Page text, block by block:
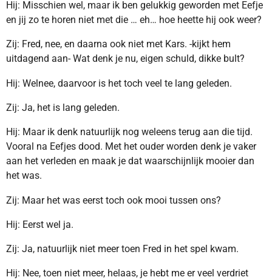
Hij: Misschien wel, maar ik ben gelukkig geworden met Eefje
en jij zo te horen niet met die … eh… hoe heette hij ook weer?
Zij: Fred, nee, en daarna ook niet met Kars. -kijkt hem
uitdagend aan- Wat denk je nu, eigen schuld, dikke bult?
Hij: Welnee, daarvoor is het toch veel te lang geleden.
Zij: Ja, het is lang geleden.
Hij: Maar ik denk natuurlijk nog weleens terug aan die tijd.
Vooral na Eefjes dood. Met het ouder worden denk je vaker
aan het verleden en maak je dat waarschijnlijk mooier dan
het was.
Zij: Maar het was eerst toch ook mooi tussen ons?
Hij: Eerst wel ja.
Zij: Ja, natuurlijk niet meer toen Fred in het spel kwam.
Hij: Nee, toen niet meer, helaas, je hebt me er veel verdriet